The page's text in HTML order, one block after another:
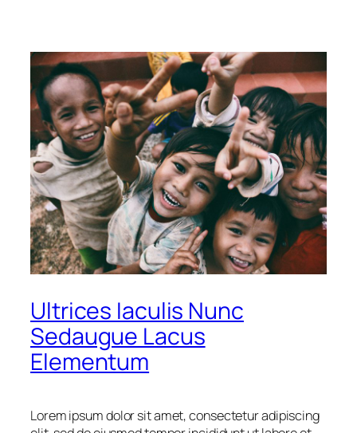
Ultrices Iaculis Nunc
Sedaugue Lacus
Elementum
Lorem ipsum dolor sit amet, consectetur adipiscing